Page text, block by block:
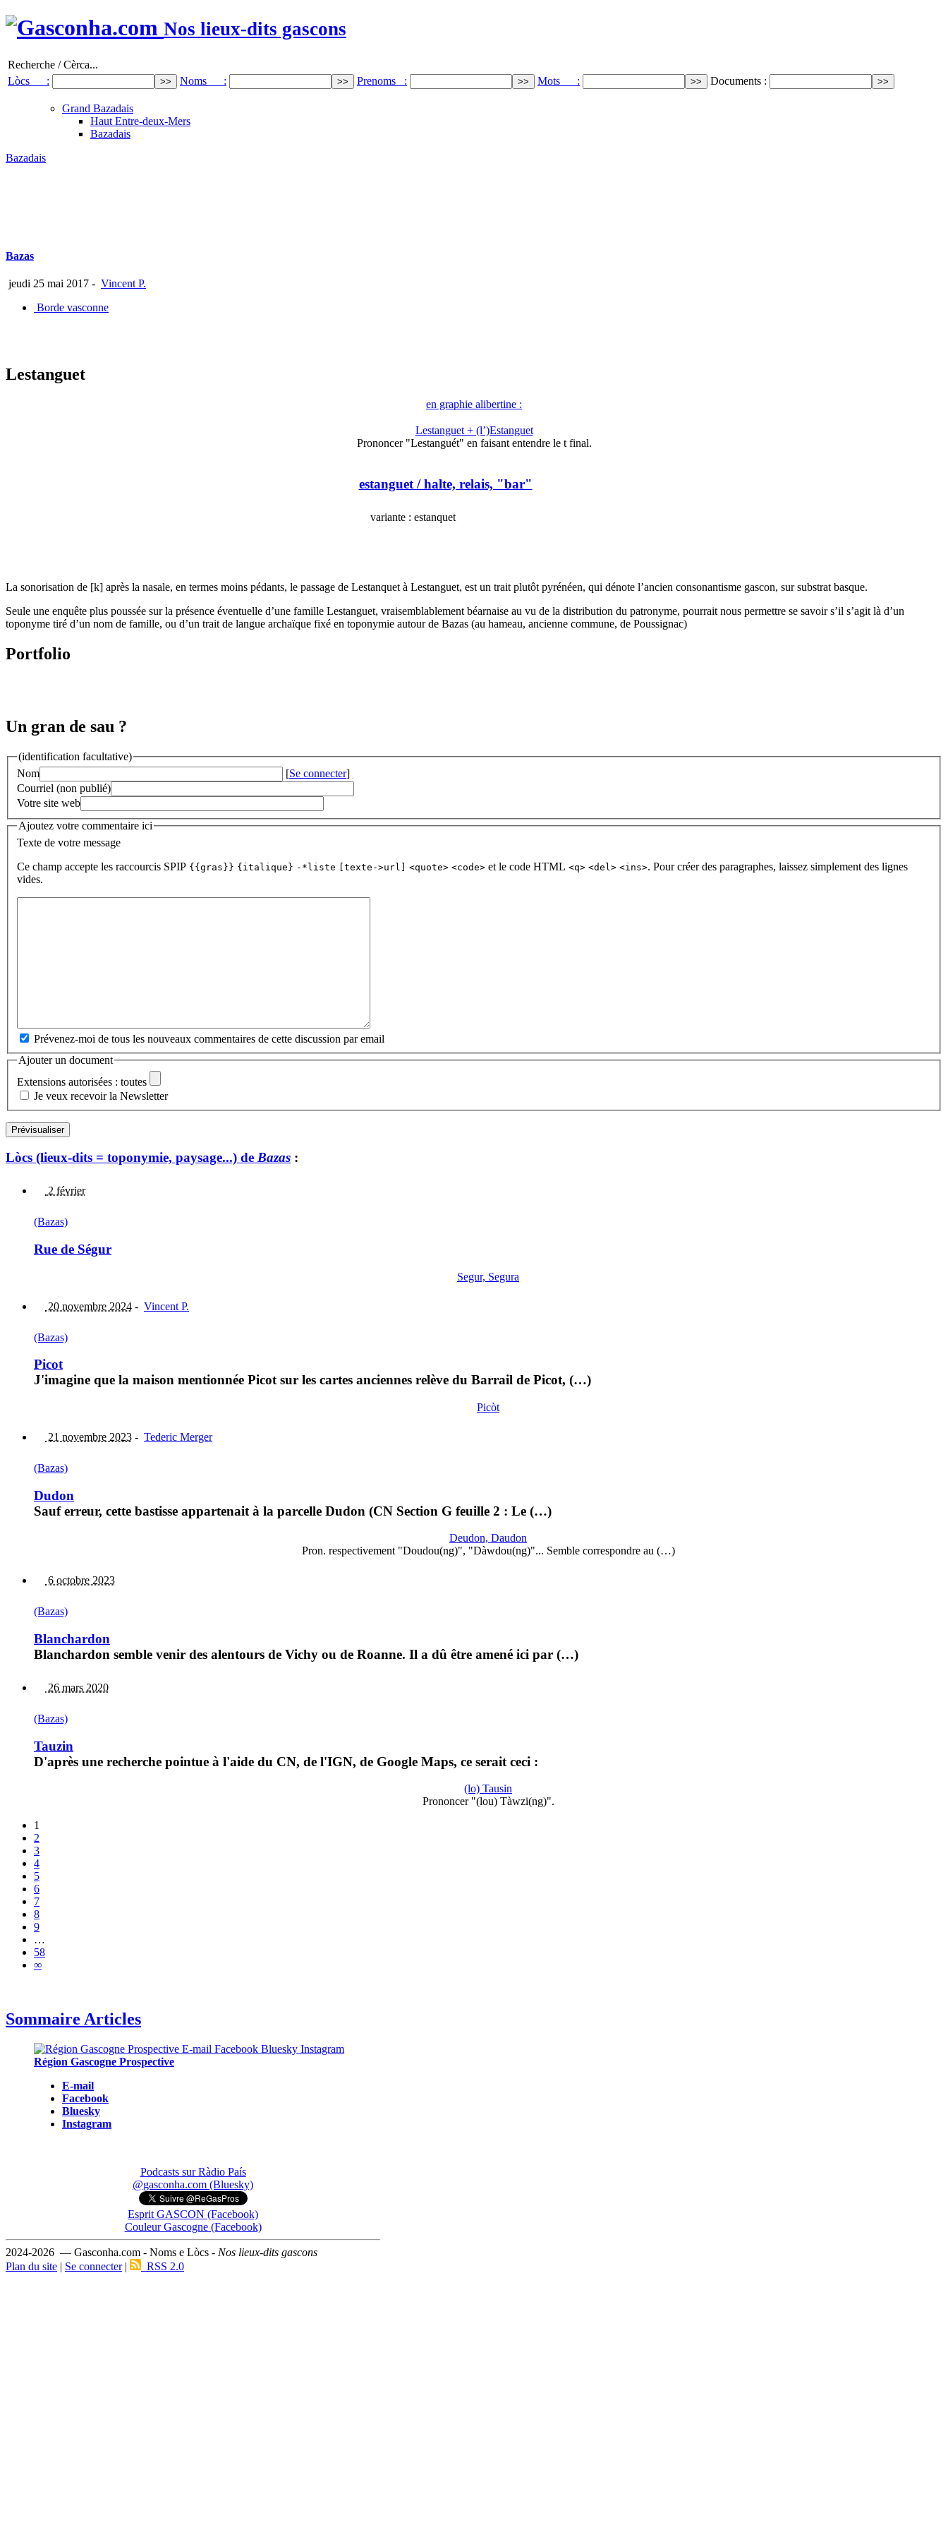
Nos lieux-dits gascons
Recherche / Cèrca...
Lòcs :
Noms : Prenoms : Mots : Documents :
Grand Bazadais
Haut Entre-deux-Mers
Bazadais
Bazadais
Bazas
jeudi 25 mai 2017 - Vincent P.
Borde vasconne
Lestanguet
en graphie alibertine :
Lestanguet + (l’)Estanguet
Prononcer "Lestanguét" en faisant entendre le t final.
estanguet/ halte, relais, "bar"
variante : estanquet
La sonorisation de [k] après la nasale, en termes moins pédants, le passage de Lestanquet à Lestanguet, est un trait plutôt pyrénéen, qui dénote l’ancien consonantisme gascon, sur substrat basque.
Seule une enquête plus poussée sur la présence éventuelle d’une famille Lestanguet, vraisemblablement béarnaise au vu de la distribution du patronyme, pourrait nous permettre se savoir s’il s’agit là d’un
toponyme tiré d’un nom de famille, ou d’un trait de langue archaïque fixé en toponymie autour de Bazas (au hameau, ancienne commune, de Poussignac)
Portfolio
Un gran de sau ?
(identification facultative)
Nom
[Se connecter]
Courriel (non publié)
Votre site web
Ajoutez votre commentaire ici
Texte de votre message
Ce champ accepte les raccourcis SPIP {{gras}} {italique} -*liste [texte->url] <quote> <code> et le code HTML <q> <del> <ins>. Pour créer des paragraphes, laissez simplement des lignes
vides.
Prévenez-moi de tous les nouveaux commentaires de cette discussion par email
Ajouter un document
Extensions autorisées : toutes
Je veux recevoir la Newsletter
Lòcs (lieux-dits = toponymie, paysage...) de Bazas :
2 février
(Bazas)
Rue de Ségur
Segur, Segura
20 novembre 2024 - Vincent P.
(Bazas)
Picot
J'imagine que la maison mentionnée Picot sur les cartes anciennes relève du Barrail de Picot, (…)
Picòt
21 novembre 2023 - Tederic Merger
(Bazas)
Dudon
Sauf erreur, cette bastisse appartenait à la parcelle Dudon (CN Section G feuille 2 : Le (…)
Deudon, Daudon
Pron. respectivement "Doudou(ng)", "Dàwdou(ng)"... Semble correspondre au (…)
6 octobre 2023
(Bazas)
Blanchardon
Blanchardon semble venir des alentours de Vichy ou de Roanne. Il a dû être amené ici par (…)
26 mars 2020
(Bazas)
Tauzin
D'après une recherche pointue à l'aide du CN, de l'IGN, de Google Maps, ce serait ceci :
(lo) Tausin
Prononcer "(lou) Tàwzi(ng)".
1
2
3
4
5
6
7
8
9
…
58
∞
Sommaire Articles
Région Gascogne Prospective
E-mail
Facebook
Bluesky
Instagram
Podcasts sur Ràdio País
@gasconha.com (Bluesky)
Esprit GASCON (Facebook)
Couleur Gascogne (Facebook)
2024-2026 — Gasconha.com - Noms e Lòcs - Nos lieux-dits gascons
Plan du site | Se connecter| RSS 2.0